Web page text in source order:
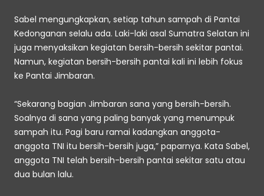
Sabel mengungkapkan, setiap tahun sampah di Pantai
Kedonganan selalu ada. Laki-laki asal Sumatra Selatan ini
juga menyaksikan kegiatan bersih-bersih sekitar pantai.
Namun, kegiatan bersih-bersih pantai kali ini lebih fokus
ke Pantai Jimbaran.
“Sekarang bagian Jimbaran sana yang bersih-bersih.
Soalnya di sana yang paling banyak yang menumpuk
sampah itu. Pagi baru ramai kadangkan anggota-
anggota TNI itu bersih-bersih juga,” paparnya. Kata Sabel,
anggota TNI telah bersih-bersih pantai sekitar satu atau
dua bulan lalu.